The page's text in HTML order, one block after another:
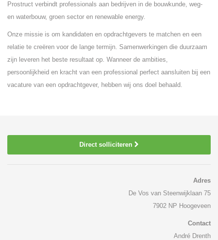
Prostruct verbindt professionals aan bedrijven in de bouwkunde, weg-
en waterbouw, groen sector en renewable energy.
Onze missie is om kandidaten en opdrachtgevers te matchen en een
relatie te creëren voor de lange termijn. Samenwerkingen die duurzaam
zijn leveren het beste resultaat op. Wanneer de ambities,
persoonlijkheid en kracht van een professional perfect aansluiten bij een
vacature van een opdrachtgever, hebben wij ons doel behaald.
Direct solliciteren
Adres
De Vos van Steenwijklaan 75
7902 NP Hoogeveen
Contact
André Drenth